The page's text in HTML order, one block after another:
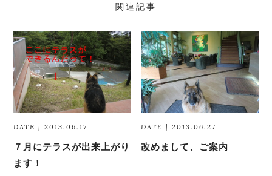
関連記事
DATE | 2013.06.17
７月にテラスが出来上がり
ます！
DATE | 2013.06.27
改めまして、ご案内